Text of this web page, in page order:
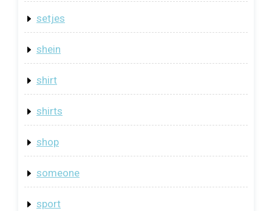
setjes
shein
shirt
shirts
shop
someone
sport